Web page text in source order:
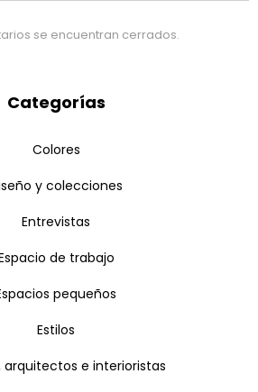
se encuentran cerrados.
Categorías
Colores
y colecciones
Entrevistas
de trabajo
pequeños
Estilos
arquitectos e interioristas